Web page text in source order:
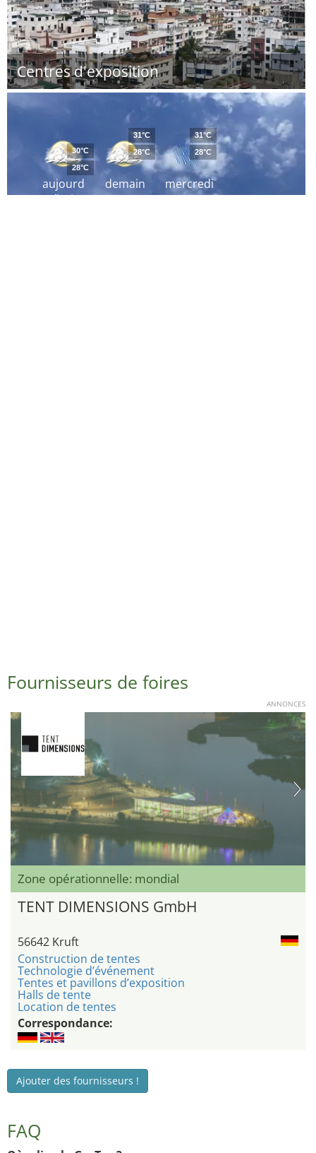
Centres d'exposition
aujourd
´hui
30°C
28°C
demain
31°C
28°C
mercredi
31°C
28°C
Fournisseurs de foires
ANNONCES
Zone opérationnelle: mondial
TENT DIMENSIONS GmbH
56642 Kruft
Construction de tentes
Technologie d’événement
Tentes et pavillons d’exposition
Halls de tente
Location de tentes
Correspondance:
Ajouter des fournisseurs !
FAQ